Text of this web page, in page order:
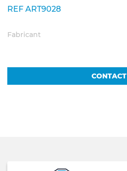
REF ART9028
Fabricant
CONTACT